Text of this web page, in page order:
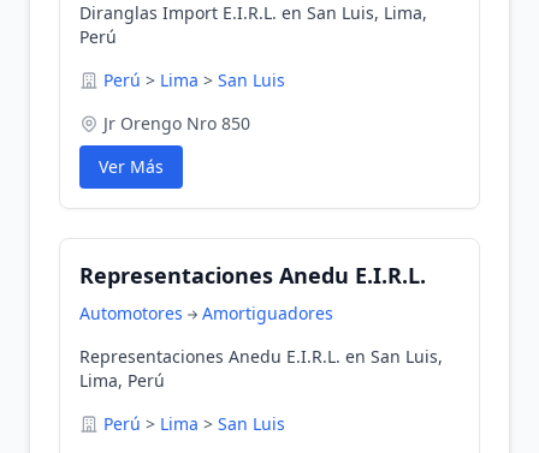
Diranglas Import E.I.R.L. en San Luis, Lima,
Perú
Perú > Lima > San Luis
Jr Orengo Nro 850
Ver Más
Representaciones Anedu E.I.R.L.
Automotores
Amortiguadores
Representaciones Anedu E.I.R.L. en San Luis,
Lima, Perú
Perú > Lima > San Luis